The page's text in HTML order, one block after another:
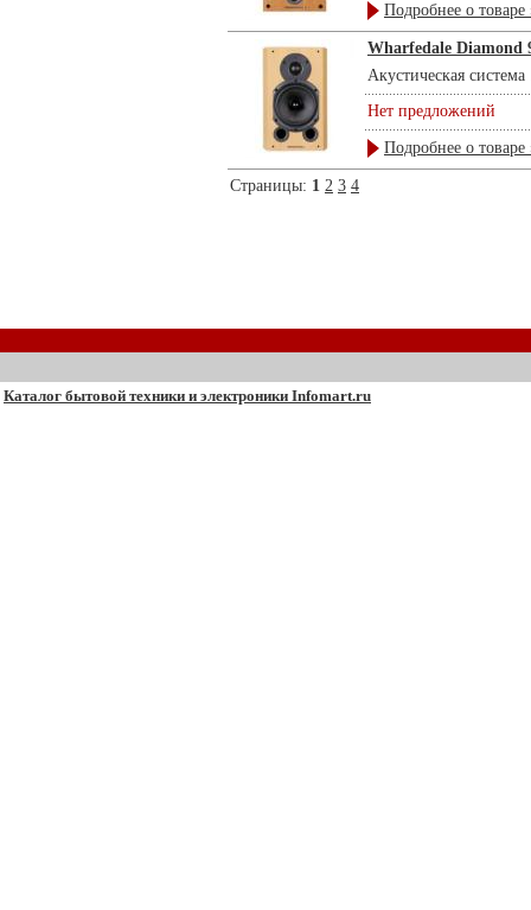
Подробнее о товаре
Wharfedale Diamond
Акустическая система
Нет предложений
Подробнее о товаре
Страницы: 1 2 3 4
Каталог бытовой техники и электроники Infomart.ru